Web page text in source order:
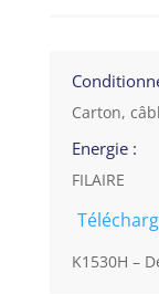
Carton,
Energie :
FILAIRE
K1530H –